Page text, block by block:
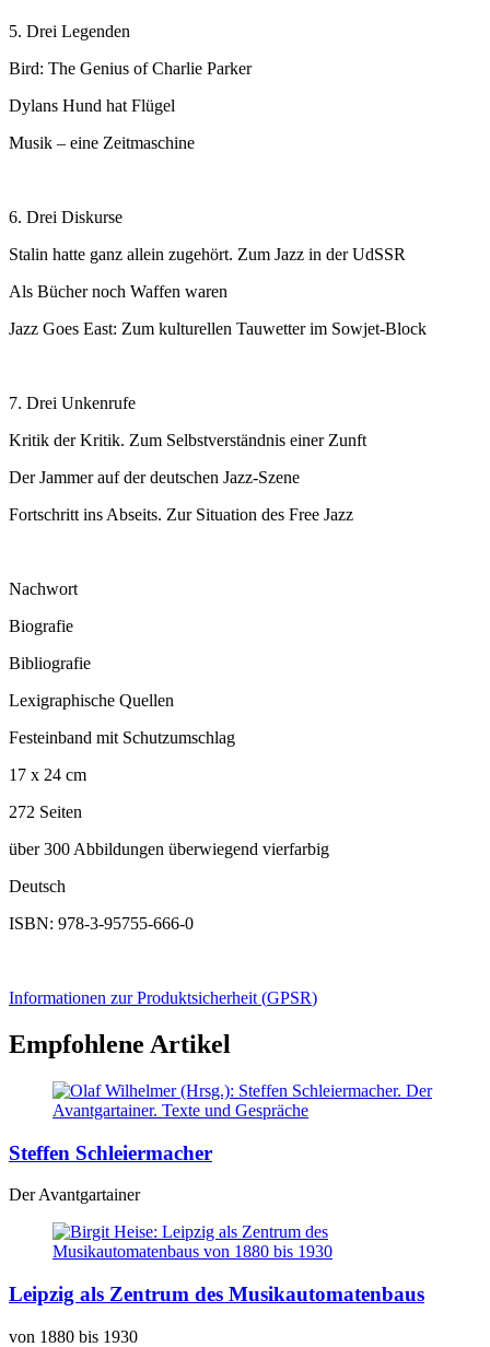
5. Drei Legenden
Bird: The Genius of Charlie Parker
Dylans Hund hat Flügel
Musik – eine Zeitmaschine
6. Drei Diskurse
Stalin hatte ganz allein zugehört. Zum Jazz in der UdSSR
Als Bücher noch Waffen waren
Jazz Goes East: Zum kulturellen Tauwetter im Sowjet-Block
7. Drei Unkenrufe
Kritik der Kritik. Zum Selbstverständnis einer Zunft
Der Jammer auf der deutschen Jazz-Szene
Fortschritt ins Abseits. Zur Situation des Free Jazz
Nachwort
Biografie
Bibliografie
Lexigraphische Quellen
Festeinband mit Schutzumschlag
17 x 24 cm
272 Seiten
über 300 Abbildungen überwiegend vierfarbig
Deutsch
ISBN: 978-3-95755-666-0
Informationen zur Produktsicherheit (GPSR)
Empfohlene Artikel
Steffen Schleiermacher
Der Avantgartainer
Leipzig als Zentrum des Musikautomatenbaus
von 1880 bis 1930